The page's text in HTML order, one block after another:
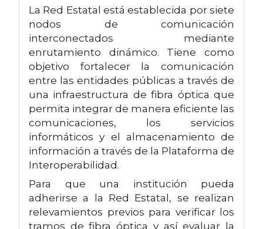
La Red Estatal está establecida por siete
nodos de comunicación
interconectados mediante
enrutamiento dinámico. Tiene como
objetivo fortalecer la comunicación
entre las entidades públicas a través de
una infraestructura de fibra óptica que
permita integrar de manera eficiente las
comunicaciones, los servicios
informáticos y el almacenamiento de
información a través de la Plataforma de
Interoperabilidad.
Para que una institución pueda
adherirse a la Red Estatal, se realizan
relevamientos previos para verificar los
tramos de fibra óptica y así evaluar la